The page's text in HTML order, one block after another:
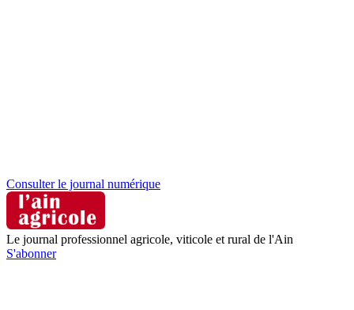
Consulter le journal numérique
Le journal professionnel agricole, viticole et rural de l'Ain
S'abonner